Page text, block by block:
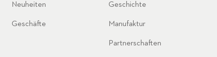
Neuheiten
Geschäfte
Geschichte
Manufaktur
Partnerschaften